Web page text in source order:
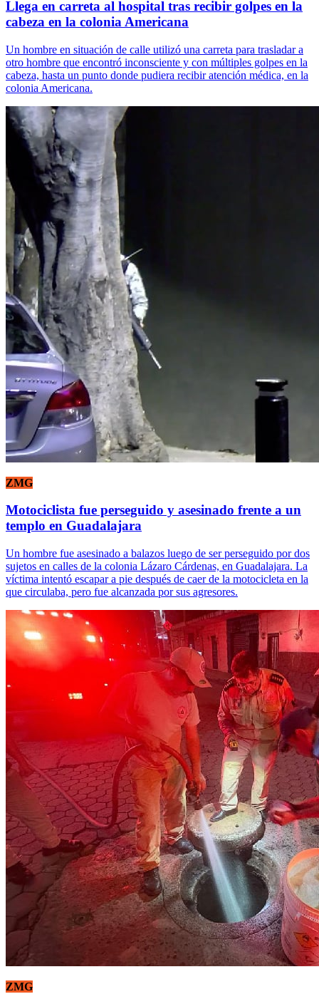
Llega en carreta al hospital tras recibir golpes en la
cabeza en la colonia Americana
Un hombre en situación de calle utilizó una carreta para trasladar a
otro hombre que encontró inconsciente y con múltiples golpes en la
cabeza, hasta un punto donde pudiera recibir atención médica, en la
colonia Americana.
ZMG
Motociclista fue perseguido y asesinado frente a un
templo en Guadalajara
Un hombre fue asesinado a balazos luego de ser perseguido por dos
sujetos en calles de la colonia Lázaro Cárdenas, en Guadalajara. La
víctima intentó escapar a pie después de caer de la motocicleta en la
que circulaba, pero fue alcanzada por sus agresores.
ZMG